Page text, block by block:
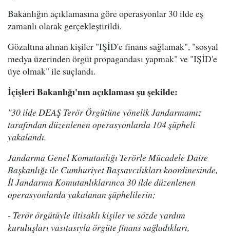
Bakanlığın açıklamasına göre operasyonlar 30 ilde eş
zamanlı olarak gerçekleştirildi.
Gözaltına alınan kişiler "IŞİD'e finans sağlamak", "sosyal
medya üzerinden örgüt propagandası yapmak" ve "IŞİD'e
üye olmak" ile suçlandı.
İçişleri Bakanlığı'nın açıklaması şu şekilde:
"30 ilde DEAŞ Terör Örgütüne yönelik Jandarmamız
tarafından düzenlenen operasyonlarda 104 şüpheli
yakalandı.
Jandarma Genel Komutanlığı Terörle Mücadele Daire
Başkanlığı ile Cumhuriyet Başsavcılıkları koordinesinde,
İl Jandarma Komutanlıklarınca 30 ilde düzenlenen
operasyonlarda yakalanan şüphelilerin;
- Terör örgütüyle iltisaklı kişiler ve sözde yardım
kuruluşları vasıtasıyla örgüte finans sağladıkları,